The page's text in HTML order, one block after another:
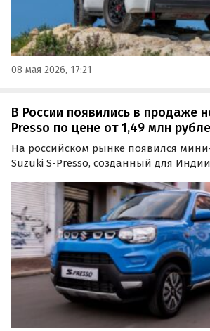
08 мая 2026, 17:21
В России появились в продаже
Presso по цене от 1,49 млн
На российском рынке появился
Suzuki S-Presso, созданный для
под заказ и стоит на одном из
1 490 000 рублей, сообщают